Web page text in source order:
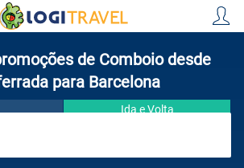
de Comboio desde
para Barcelona
Ida e Volta